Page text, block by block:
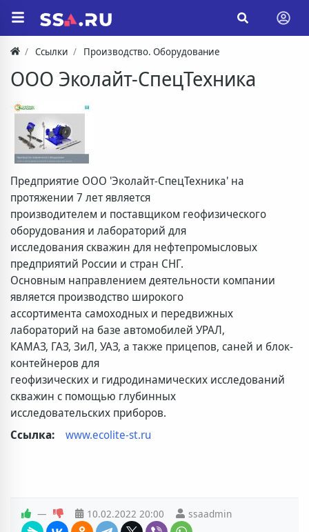
Ссылки Производство. Оборудование
ООО Эколайт-СпецТехника
Предприятие ООО 'Эколайт-СпецТехника' на
протяжении 7 лет является
производителем и поставщиком геофизического
оборудования и лабораторий для
исследования скважин для нефтепромысловых
предприятий России и стран СНГ.
Основным направлением деятельности компании
является производство широкого
ассортимента самоходных и передвижных
лабораторий на базе автомобилей УРАЛ,
КАМАЗ, ГАЗ, ЗиЛ, УАЗ, а также прицепов, саней и блок-
контейнеров для
геофизических и гидродинамических исследований
скважин с помощью глубинных
исследовательских приборов.
Ссылка:
www.ecolite-st.ru
— 10.02.2022 20:00 ssaadmin